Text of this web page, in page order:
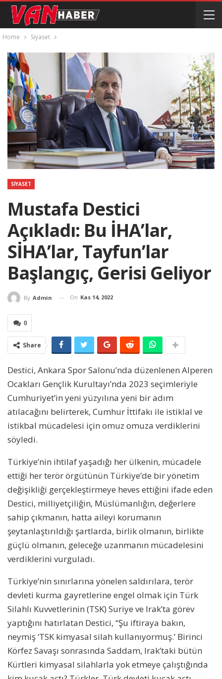
Home Siyaset
SIYASET
Mustafa Destici
Açıkladı: Bu İHA’lar,
SİHA’lar, Tayfun’lar
Başlangıç, Gerisi Geliyor
By Admin On Kas 14, 2022
0
Share
Destici, Ankara Spor Salonu’nda düzenlenen Alperen
Ocakları Gençlik Kurultayı’nda 2023 seçimleriyle
Cumhuriyet’in yeni yüzyılına yeni bir adım
atılacağını belirterek, Cumhur İttifakı ile istiklal ve
istikbal mücadelesi için omuz omuza verdiklerini
söyledi.
Türkiye’nin ihtilaf yaşadığı her ülkenin, mücadele
ettiği her terör örgütünün Türkiye’de bir yönetim
değişikliği gerçekleştirmeye heves ettiğini ifade eden
Destici, milliyetçiliğin, Müslümanlığın, değerlere
sahip çıkmanın, hatta aileyi korumanın
şeytanlaştırıldığı şartlarda, birlik olmanın, birlikte
güçlü olmanın, geleceğe uzanmanın mücadelesini
verdiklerini vurguladı.
Türkiye’nin sınırlarına yönelen saldırılara, terör
devleti kurma gayretlerine engel olmak için Türk
Silahlı Kuvvetlerinin (TSK) Suriye ve Irak’ta görev
yaptığını hatırlatan Destici, “Şu iftiraya bakın,
neymiş ‘TSK kimyasal silah kullanıyormuş.’ Birinci
Körfez Savaşı sonrasında Saddam, Irak’taki bütün
Kürtleri kimyasal silahlarla yok etmeye çalıştığında